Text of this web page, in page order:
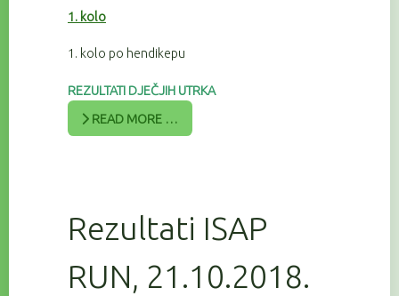
1. kolo
1. kolo po hendikepu
REZULTATI DJEČJIH UTRKA
READ MORE …
Rezultati ISAP
RUN, 21.10.2018.